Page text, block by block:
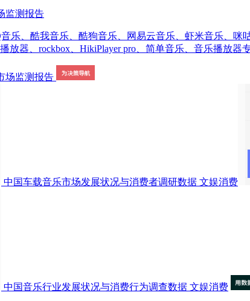
监测报告
乐、酷我音乐、酷狗音乐、网易云音乐、虾米音乐、咪
放器、rockbox、HikiPlayer pro、简单音乐、音乐播放
中国车载音乐市场发展状况与消费者调研数据 文娱消费
中国音乐行业发展状况与消费行为调查数据 文娱消费